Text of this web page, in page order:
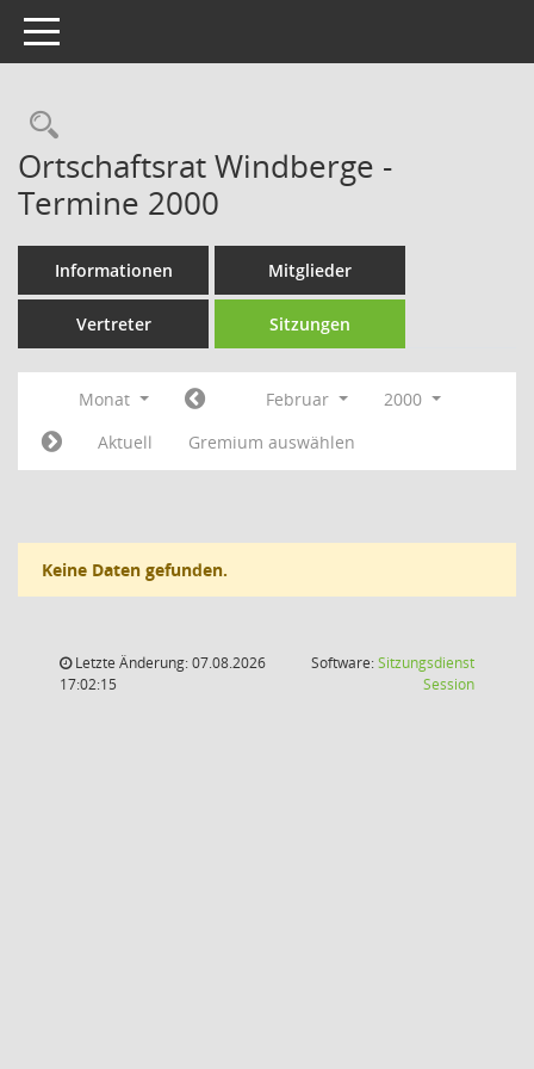
Toggle navigation
Rechercheauswahl
Ortschaftsrat Windberge -
Termine 2000
Informationen Mitglieder
Vertreter Sitzungen
Monat Februar
2000
Aktuell
Gremium auswählen
Keine Daten gefunden.
Letzte Änderung: 07.08.2026
17:02:15
Software:Sitzungsdienst
Session(Wird in